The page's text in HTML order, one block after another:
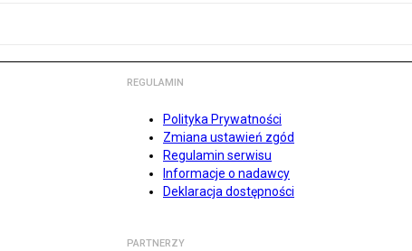
REGULAMIN
Polityka Prywatności
Zmiana ustawień zgód
Regulamin serwisu
Informacje o nadawcy
Deklaracja dostępności
PARTNERZY